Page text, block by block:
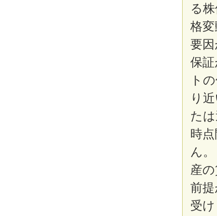
る
格
要
保
ト
り
た
時
ん
産
前
受